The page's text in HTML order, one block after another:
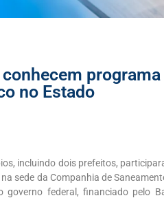
no Estado
incluindo dois prefeitos,
sede da Companhia de
federal, financiado pelo